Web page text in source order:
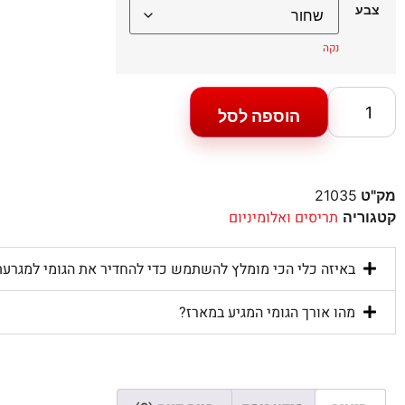
צבע
נקה
הוספה לסל
מק"ט 21035
קטגוריה תריסים ואלומיניום
באיזה כלי הכי מומלץ להשתמש כדי להחדיר את הגומי
מהו אורך הגומי המגיע במארז?